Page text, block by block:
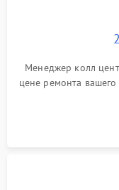
Менеджер колл
цене ремонта